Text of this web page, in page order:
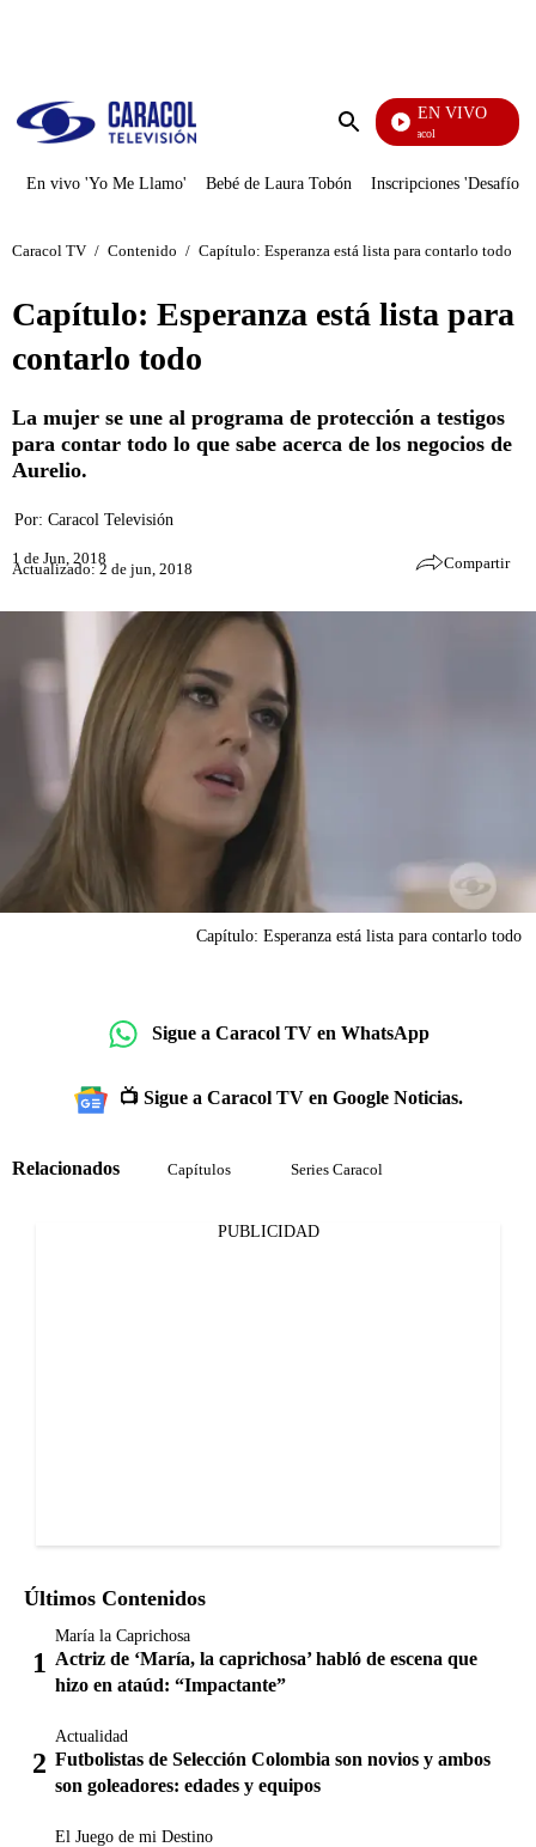
Enviar
EN VIVO
Noticias Caracol
En vivo 'Yo Me Llamo' Bebé de Laura Tobón Inscripciones 'Desafío'
Caracol TV / Contenido / Capítulo: Esperanza está lista para contarlo todo
Capítulo: Esperanza está lista para
contarlo todo
La mujer se une al programa de protección a testigos
para contar todo lo que sabe acerca de los negocios de
Aurelio.
Por: Caracol Televisión
1 de Jun, 2018
Actualizado: 2 de jun, 2018 Compartir
Capítulo: Esperanza está lista para contarlo todo
Sigue a Caracol TV en WhatsApp
📺 Sigue a Caracol TV en Google Noticias.
Relacionados Capítulos Series Caracol
PUBLICIDAD
Últimos Contenidos
María la Caprichosa
Actriz de ‘María, la caprichosa’ habló de escena que
hizo en ataúd: “Impactante”
Actualidad
Futbolistas de Selección Colombia son novios y ambos
son goleadores: edades y equipos
El Juego de mi Destino